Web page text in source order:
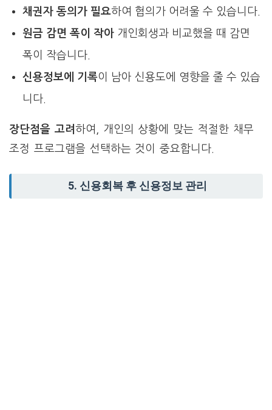
채권자 동의가 필요하여 협의가 어려울 수 있습니다.
원금 감면 폭이 작아개인회생과 비교했을 때 감면
폭이 작습니다.
신용정보에 기록이 남아 신용도에 영향을 줄 수 있습
니다.
장단점을 고려 하여, 개인의 상황에 맞는 적절한 채무
조정 프로그램을 선택하는 것이 중요합니다.
5. 신용회복 후 신용정보 관리